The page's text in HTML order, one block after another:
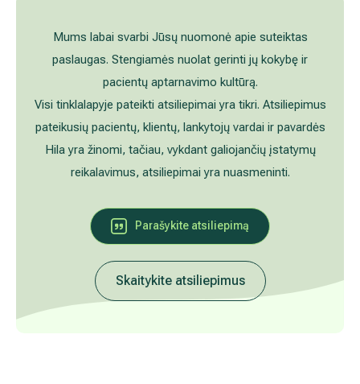
Mums labai svarbi Jūsų nuomonė apie suteiktas
paslaugas. Stengiamės nuolat gerinti jų kokybę ir
pacientų aptarnavimo kultūrą.
Visi tinklalapyje pateikti atsiliepimai yra tikri. Atsiliepimus
pateikusių pacientų, klientų, lankytojų vardai ir pavardės
Hila yra žinomi, tačiau, vykdant galiojančių įstatymų
reikalavimus, atsiliepimai yra nuasmeninti.
Parašykite atsiliepimą
Skaitykite atsiliepimus
Akušerija ginekologija
Urologija
Oftalmologija (akių gydymas)
Gastroenterologija (virškinimo ligos)
Abdominalinė (pilvo) ir bendroji chirurgija
Ausų, nosies, gerklės (LOR) ligų gydymas
Vidaus tvarkos taisyklės
Nemokamos patikrinimo programos
Tyrimai ir gydymo paskyrimas – 1 diena